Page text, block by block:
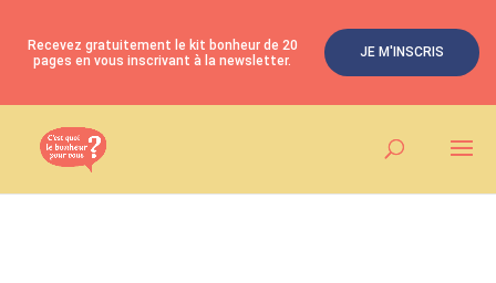
Recevez gratuitement le kit bonheur de 20
pages en vous inscrivant à la newsletter.
JE M'INSCRIS